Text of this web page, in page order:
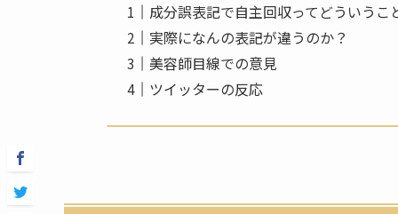
成分誤表記で自主回収ってどういうこ
実際になんの表記が違うのか？
美容師目線での意見
ツイッターの反応